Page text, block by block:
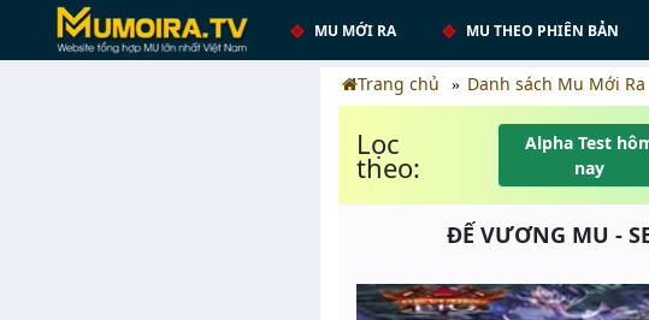
MU MỚI RA MU THEO PHIÊN BẢN
Trang chủ Danh sách Mu Mới Ra
Lọc
theo:
Alpha Test
nay
ĐẾ VƯƠNG MU -